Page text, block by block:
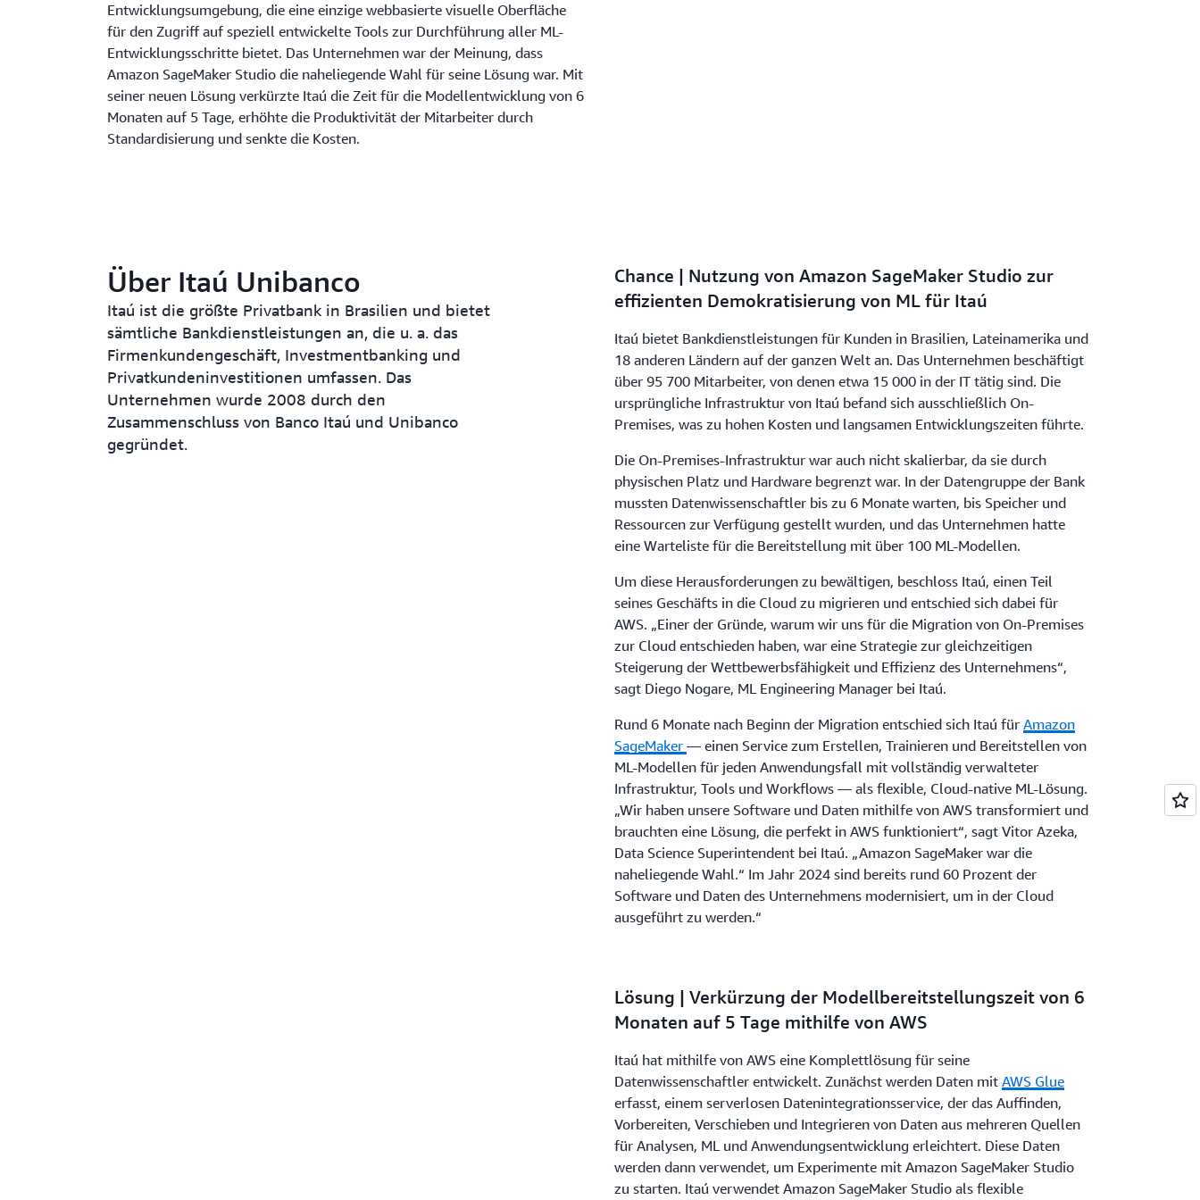
Entwicklungsumgebung, die eine einzige webbasierte visuelle Oberfläche
für den Zugriff auf speziell entwickelte Tools zur Durchführung aller ML-
Entwicklungsschritte bietet. Das Unternehmen war der Meinung, dass
Amazon SageMaker Studio die naheliegende Wahl für seine Lösung war. Mit
seiner neuen Lösung verkürzte Itaú die Zeit für die Modellentwicklung von 6
Monaten auf 5 Tage, erhöhte die Produktivität der Mitarbeiter durch
Standardisierung und senkte die Kosten.
Über Itaú Unibanco
Itaú ist die größte Privatbank in Brasilien und bietet
sämtliche Bankdienstleistungen an, die u. a. das
Firmenkundengeschäft, Investmentbanking und
Privatkundeninvestitionen umfassen. Das
Unternehmen wurde 2008 durch den
Zusammenschluss von Banco Itaú und Unibanco
gegründet.
Chance | Nutzung von Amazon SageMaker Studio zur
effizienten Demokratisierung von ML für Itaú
Itaú bietet Bankdienstleistungen für Kunden in Brasilien, Lateinamerika und
18 anderen Ländern auf der ganzen Welt an. Das Unternehmen beschäftigt
über 95 700 Mitarbeiter, von denen etwa 15 000 in der IT tätig sind. Die
ursprüngliche Infrastruktur von Itaú befand sich ausschließlich On-
Premises, was zu hohen Kosten und langsamen Entwicklungszeiten führte.
Die On-Premises-Infrastruktur war auch nicht skalierbar, da sie durch
physischen Platz und Hardware begrenzt war. In der Datengruppe der Bank
mussten Datenwissenschaftler bis zu 6 Monate warten, bis Speicher und
Ressourcen zur Verfügung gestellt wurden, und das Unternehmen hatte
eine Warteliste für die Bereitstellung mit über 100 ML-Modellen.
Um diese Herausforderungen zu bewältigen, beschloss Itaú, einen Teil
seines Geschäfts in die Cloud zu migrieren und entschied sich dabei für
AWS. „Einer der Gründe, warum wir uns für die Migration von On-Premises
zur Cloud entschieden haben, war eine Strategie zur gleichzeitigen
Steigerung der Wettbewerbsfähigkeit und Effizienz des Unternehmens“,
sagt Diego Nogare, ML Engineering Manager bei Itaú.
Rund 6 Monate nach Beginn der Migration entschied sich Itaú für Amazon
SageMaker — einen Service zum Erstellen, Trainieren und Bereitstellen von
ML-Modellen für jeden Anwendungsfall mit vollständig verwalteter
Infrastruktur, Tools und Workflows — als flexible, Cloud-native ML-Lösung.
„Wir haben unsere Software und Daten mithilfe von AWS transformiert und
brauchten eine Lösung, die perfekt in AWS funktioniert“, sagt Vitor Azeka,
Data Science Superintendent bei Itaú. „Amazon SageMaker war die
naheliegende Wahl.“ Im Jahr 2024 sind bereits rund 60 Prozent der
Software und Daten des Unternehmens modernisiert, um in der Cloud
ausgeführt zu werden.“
Lösung | Verkürzung der Modellbereitstellungszeit von 6
Monaten auf 5 Tage mithilfe von AWS
Itaú hat mithilfe von AWS eine Komplettlösung für seine
Datenwissenschaftler entwickelt. Zunächst werden Daten mit AWS Glue
erfasst, einem serverlosen Datenintegrationsservice, der das Auffinden,
Vorbereiten, Verschieben und Integrieren von Daten aus mehreren Quellen
für Analysen, ML und Anwendungsentwicklung erleichtert. Diese Daten
werden dann verwendet, um Experimente mit Amazon SageMaker Studio
zu starten. Itaú verwendet Amazon SageMaker Studio als flexible